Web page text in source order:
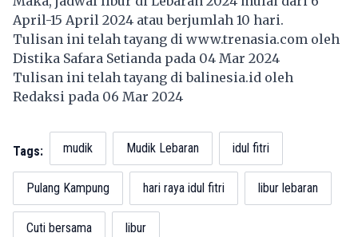
April-15 April 2024 atau berjumlah 10 hari.
Tulisan ini telah tayang di www.trenasia.com oleh
Distika Safara Setianda pada 04 Mar 2024
Tulisan ini telah tayang dibalinesia.id oleh
Redaksi pada 06 Mar 2024
Tags: mudik Mudik Lebaran idul fitri
Pulang Kampung hari raya idul fitri libur lebaran
Cuti bersama libur